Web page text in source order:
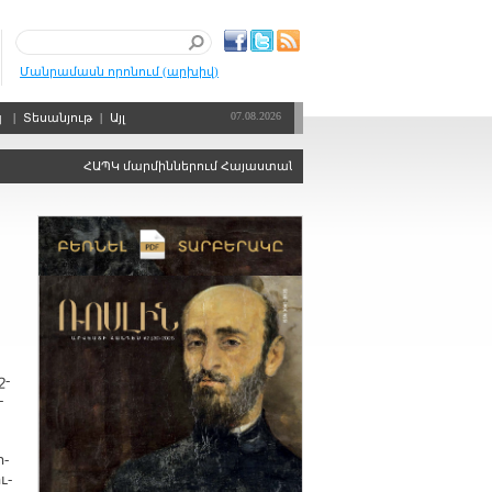
Մանրամասն որոնում (արխիվ)
| Տեսանյութ | Այլ 07.08.2026
ՀԱՊԿ մարմիններում Հայաստանին ձայնի իրավունքից զրկելու